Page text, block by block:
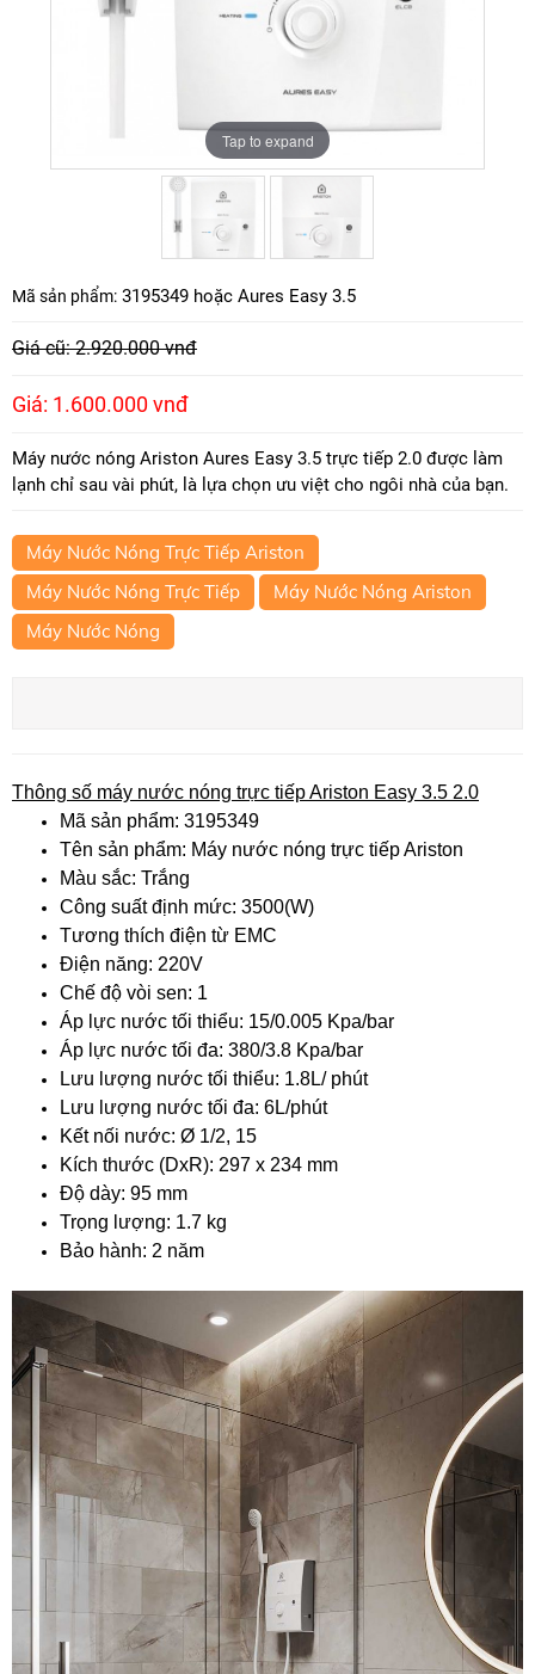
Tap to expand
Tap to expand
Mã sản phẩm: 3195349 hoặc Aures Easy 3.5
Giá cũ: 2.920.000 vnđ
Giá: 1.600.000 vnđ
Máy nước nóng Ariston Aures Easy 3.5 trực tiếp 2.0 được làm
lạnh chỉ sau vài phút, là lựa chọn ưu việt cho ngôi nhà của bạn.
Máy Nước Nóng Trực Tiếp Ariston
Máy Nước Nóng Trực Tiếp
Máy Nước Nóng Ariston
Máy Nước Nóng
Thông số máy nước nóng trực tiếp Ariston Easy 3.5 2.0
Mã sản phẩm: 3195349
Tên sản phẩm: Máy nước nóng trực tiếp Ariston
Màu sắc: Trắng
Công suất định mức: 3500(W)
Tương thích điện từ EMC
Điện năng: 220V
Chế độ vòi sen: 1
Áp lực nước tối thiểu: 15/0.005 Kpa/bar
Áp lực nước tối đa: 380/3.8 Kpa/bar
Lưu lượng nước tối thiểu: 1.8L/ phút
Lưu lượng nước tối đa: 6L/phút
Kết nối nước: Ø 1/2, 15
Kích thước (DxR): 297 x 234 mm
Độ dày: 95 mm
Trọng lượng: 1.7 kg
Bảo hành: 2 năm